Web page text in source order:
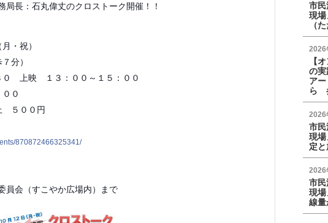
局長： 石丸偉丈のクロストーク開催！！
・祝）
分）
０ 上映 １３：００ ～１５：００
０
５００円
870872466325341/
員会（すこやか広場内）まで
市民
現
（
2026
【
の実
ア
ら
2026
市民
現場
定
2026
市民
現場
線量